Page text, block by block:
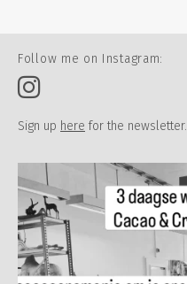
Follow me on Instagram:
Sign up here for the newsletter.